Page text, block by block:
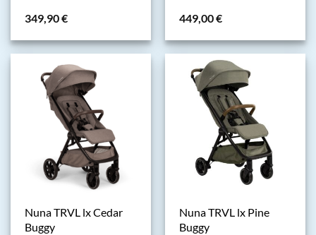
349,90€
449,00€
Nuna TRVL lx Cedar
Buggy
Nuna TRVL lx Pine
Buggy